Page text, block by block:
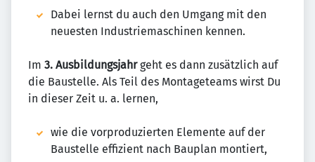
Dabei lernst du auch den Umgang mit den
neuesten Industriemaschinen kennen.
Im 3. Ausbildungsjahrgeht es dann zusätzlich auf
die Baustelle. Als Teil des Montageteams wirst Du
in dieser Zeit u. a. lernen,
wie die vorproduzierten Elemente auf der
Baustelle effizient nach Bauplan montiert,